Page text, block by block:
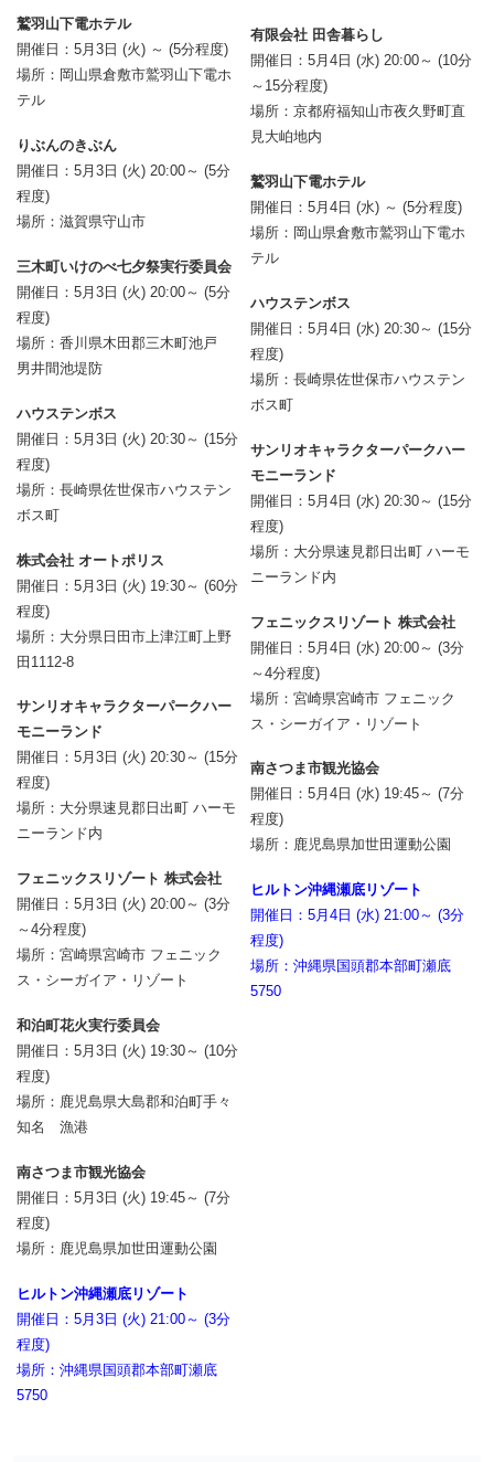
鷲羽山下電ホテル
開催日：5月3日 (火) ～ (5分程度)
場所：岡山県倉敷市鷲羽山下電ホ
テル
りぶんのきぶん
開催日：5月3日 (火) 20:00～ (5分
程度)
場所：滋賀県守山市
三木町いけのべ七夕祭実行委員会
開催日：5月3日 (火) 20:00～ (5分
程度)
場所：香川県木田郡三木町池戸
男井間池堤防
ハウステンボス
開催日：5月3日 (火) 20:30～ (15分
程度)
場所：長崎県佐世保市ハウステン
ボス町
株式会社 オートポリス
開催日：5月3日 (火) 19:30～ (60分
程度)
場所：大分県日田市上津江町上野
田1112-8
サンリオキャラクターパークハー
モニーランド
開催日：5月3日 (火) 20:30～ (15分
程度)
場所：大分県速見郡日出町 ハーモ
ニーランド内
フェニックスリゾート 株式会社
開催日：5月3日 (火) 20:00～ (3分
～4分程度)
場所：宮崎県宮崎市 フェニック
ス・シーガイア・リゾート
和泊町花火実行委員会
開催日：5月3日 (火) 19:30～ (10分
程度)
場所：鹿児島県大島郡和泊町手々
知名 漁港
南さつま市観光協会
開催日：5月3日 (火) 19:45～ (7分
程度)
場所：鹿児島県加世田運動公園
ヒルトン沖縄瀬底リゾート
開催日：5月3日 (火) 21:00～ (3分
程度)
場所：沖縄県国頭郡本部町瀬底
5750
有限会社 田舎暮らし
開催日：5月4日 (水) 20:00～ (10分
～15分程度)
場所：京都府福知山市夜久野町直
見大岶地内
鷲羽山下電ホテル
開催日：5月4日 (水) ～ (5分程度)
場所：岡山県倉敷市鷲羽山下電ホ
テル
ハウステンボス
開催日：5月4日 (水) 20:30～ (15分
程度)
場所：長崎県佐世保市ハウステン
ボス町
サンリオキャラクターパークハー
モニーランド
開催日：5月4日 (水) 20:30～ (15分
程度)
場所：大分県速見郡日出町 ハーモ
ニーランド内
フェニックスリゾート 株式会社
開催日：5月4日 (水) 20:00～ (3分
～4分程度)
場所：宮崎県宮崎市 フェニック
ス・シーガイア・リゾート
南さつま市観光協会
開催日：5月4日 (水) 19:45～ (7分
程度)
場所：鹿児島県加世田運動公園
ヒルトン沖縄瀬底リゾート
開催日：5月4日 (水) 21:00～ (3分
程度)
場所：沖縄県国頭郡本部町瀬底
5750